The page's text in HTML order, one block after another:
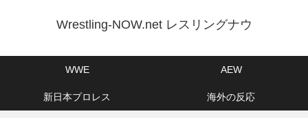
Wrestling-NOW.net レスリングナウ
WWE AEW
新日本プロレス 海外の反応